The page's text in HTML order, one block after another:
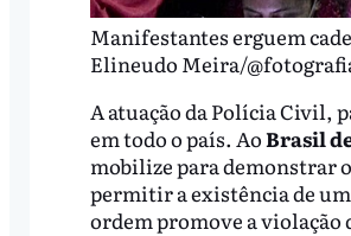
Manifestantes erguem
Elineudo Meira/
A atuação da Polícia Civil,
em todo o país. AoBrasil
mobilize para demonstrar
permitir a existência de
ordem promove a violação